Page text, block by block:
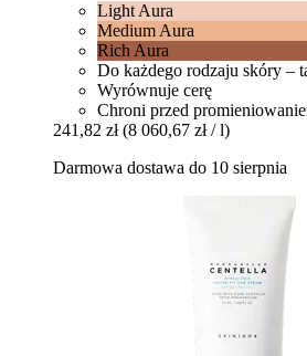
Light Aura
Medium Aura
Rich Aura
Do każdego rodzaju skóry –
Wyrównuje cerę
Chroni przed
241,82 zł (8 060,67 zł / l)
Darmowa dostawa do 10 sierpnia